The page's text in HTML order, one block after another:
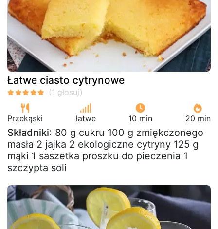
Łatwe ciasto cytrynowe
Przekąski łatwe 10 min 20 min
Składniki: 80 g cukru 100 g zmiękczonego
masła 2 jajka 2 ekologiczne cytryny 125 g
mąki 1 saszetka proszku do pieczenia 1
szczypta soli